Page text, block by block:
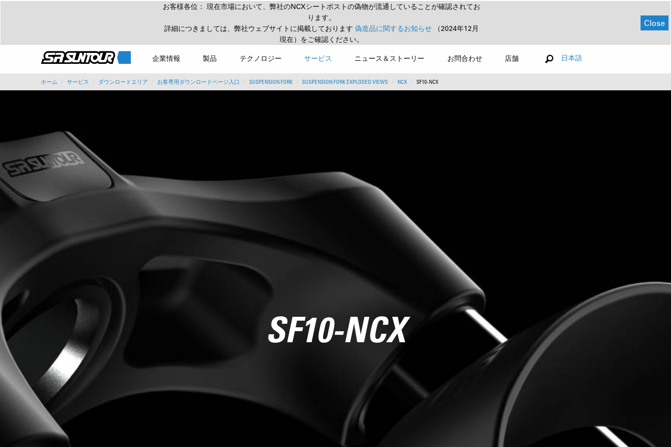
お客様各位： 現在市場において、弊社のNCXシートポストの偽物が流通していることが確認されてお
ります。
詳細につきましては、弊社ウェブサイトに掲載しております 偽造品に関するお知らせ
（2024年12月
現在）をご確認ください。
Close
企業情報 製品 テクノロジー サービス ニュース＆ストーリー お問合わせ 店舗 日本語
ホーム サービス ダウンロードエリア お客専用ダウンロードページ入口 SUSPENSION FORK SUSPENSION FORK EXPLODED VIEWS NCX SF10-NCX
SF10-NCX